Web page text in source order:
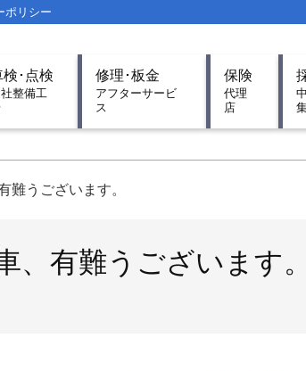
ポリシー
検･点検
整備工
修理･板金
アフターサービ
ス
保険
代理
店
難うございます。
、有難うございます。